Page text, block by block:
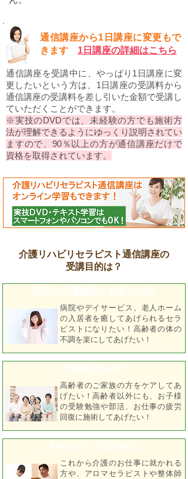
​通信講座から1日講座に変更もで
きます 1日講座の詳細はこちら
​通信講座を受講中に、やっぱり1日講座に変
更したいという方は、1日講座の受講料から
通信講座の受講料を差し引いた金額で受講し
ていただくことができます。
※実技のDVDでは、未経験の方でも施術方
法が理解できるようにゆっくり説明されてい
ますので、90％以上の方が通信講座だけで
資格を取得されています。
介護リハビリセラピスト通信講座の
受講目的は？
病院や介護施設にお勤めの方
病院やデイサービス、老人ホーム
の入居者を癒してあげられるセラ
ピストになりたい！高齢者の体の
不調を楽にしてあげたい！
ご家族のために
高齢者のご家族の方をケアしてあ
げたい！高齢者以外にも、お子様
の受験勉強や部活、お仕事の疲労
回復に施術してあげたい！
スキルアップのために
これから介護のお仕事に就かれる
方や、アロマセラピストや整体師